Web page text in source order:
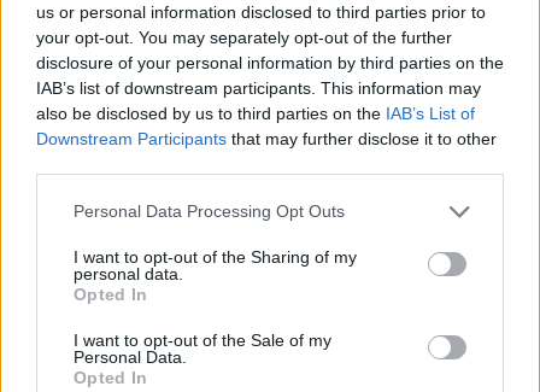
us or personal information disclosed to third parties prior to
your opt-out. You may separately opt-out of the further
disclosure of your personal information by third parties on the
IAB’s list of downstream participants. This information may
also be disclosed by us to third parties on the IAB’s List of
Downstream Participants that may further disclose it to other
Please note that this website/app uses one or more Google
not limited to your visit or usage behaviour. You may click to
grant or deny consent to Google and its third-party tags to
use your data for below specified purposes in below Google
consent section.
Personal Data Processing Opt Outs
I want to opt-out of the Sharing of my
personal data.
Opted In
I want to opt-out of the Sale of my
Personal Data.
Opted In
Országos hírek
Miért éri meg Afrikában utat építeni?
Minden, amit a GED Afrika projektről
tudni kell
Kultúra
Kihívások labirintusában
Túlfogyasztás napja - július 30-ra